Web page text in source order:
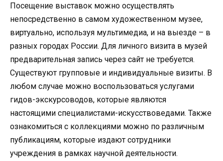
Посещение выставок можно осуществлять
непосредственно в самом художественном музее,
виртуально, используя мультимедиа, и на выезде – в
разных городах России. Для личного визита в музей
предварительная запись через сайт не требуется.
Существуют групповые и индивидуальные визиты. В
любом случае можно воспользоваться услугами
гидов-экскурсоводов, которые являются
настоящими специалистами-искусствоведами. Также
ознакомиться с коллекциями можно по различным
публикациям, которые издают сотрудники
учреждения в рамках научной деятельности.